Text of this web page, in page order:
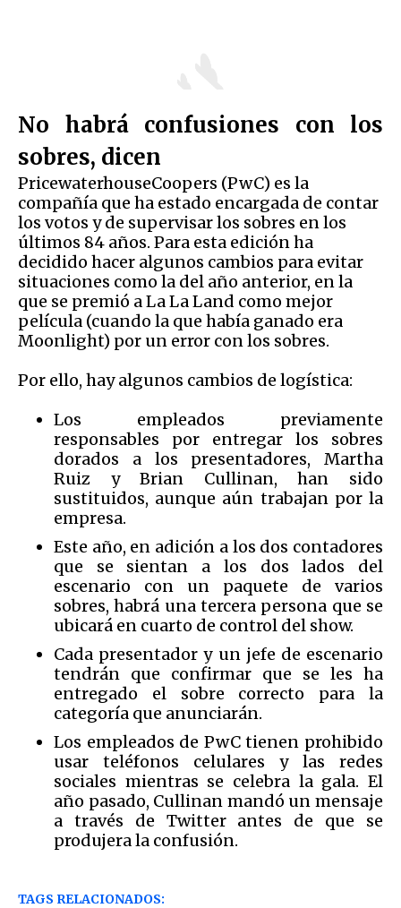
No habrá confusiones con los
sobres, dicen
PricewaterhouseCoopers (PwC) es la
compañía que ha estado encargada de contar
los votos y de supervisar los sobres en los
últimos 84 años. Para esta edición ha
decidido hacer algunos cambios para evitar
situaciones como la del año anterior, en la
que se premió a La La Land como mejor
película (cuando la que había ganado era
Moonlight) por un error con los sobres.
Por ello, hay algunos cambios de logística:
Los empleados previamente
responsables por entregar los sobres
dorados a los presentadores, Martha
Ruiz y Brian Cullinan, han sido
sustituidos, aunque aún trabajan por la
empresa.
Este año, en adición a los dos contadores
que se sientan a los dos lados del
escenario con un paquete de varios
sobres, habrá una tercera persona que se
ubicará en cuarto de control del show.
Cada presentador y un jefe de escenario
tendrán que confirmar que se les ha
entregado el sobre correcto para la
categoría que anunciarán.
Los empleados de PwC tienen prohibido
usar teléfonos celulares y las redes
sociales mientras se celebra la gala. El
año pasado, Cullinan mandó un mensaje
a través de Twitter antes de que se
produjera la confusión.
TAGS RELACIONADOS: